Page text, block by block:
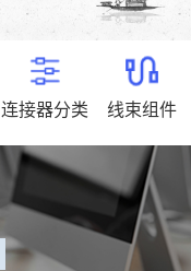
连接器分类 线束组件